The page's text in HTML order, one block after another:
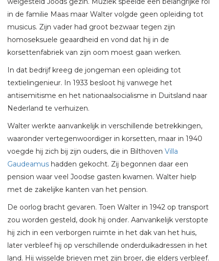
in de familie Maas maar Walter volgde geen opleiding tot
musicus. Zijn vader had groot bezwaar tegen zijn
homoseksuele geaardheid en vond dat hij in de
korsettenfabriek van zijn oom moest gaan werken.
In dat bedrijf kreeg de jongeman een opleiding tot
textielingenieur. In 1933 besloot hij vanwege het
antisemitisme en het nationaalsocialisme in Duitsland naar
Nederland te verhuizen.
Walter werkte aanvankelijk in verschillende betrekkingen,
waaronder vertegenwoordiger in korsetten, maar in 1940
voegde hij zich bij zijn ouders, die in Bilthoven Villa
Gaudeamus hadden gekocht. Zij begonnen daar een
pension waar veel Joodse gasten kwamen. Walter hielp
met de zakelijke kanten van het pension.
De oorlog bracht gevaren. Toen Walter in 1942 op transport
zou worden gesteld, dook hij onder. Aanvankelijk verstopte
hij zich in een verborgen ruimte in het dak van het huis,
later verbleef hij op verschillende onderduikadressen in het
land. Hij wisselde brieven met zijn broer, die elders verbleef.